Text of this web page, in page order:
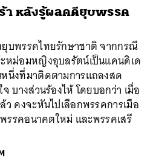
า หลังรู้ผลคดียุบพรรค
บพรรคไทยรักษาชาติ จากกรณี
หม่อมหญิงอุบลรัตน์เป็นแคนดิเด
นึ่งที่มาติดตามการแถลงสด
บางส่วนร้องไห้ โดยบอกว่า เมื่อ
คงจะหันไปเลือกพรรคการเมือ
รรคอนาคตใหม่ และพรรคเสรี